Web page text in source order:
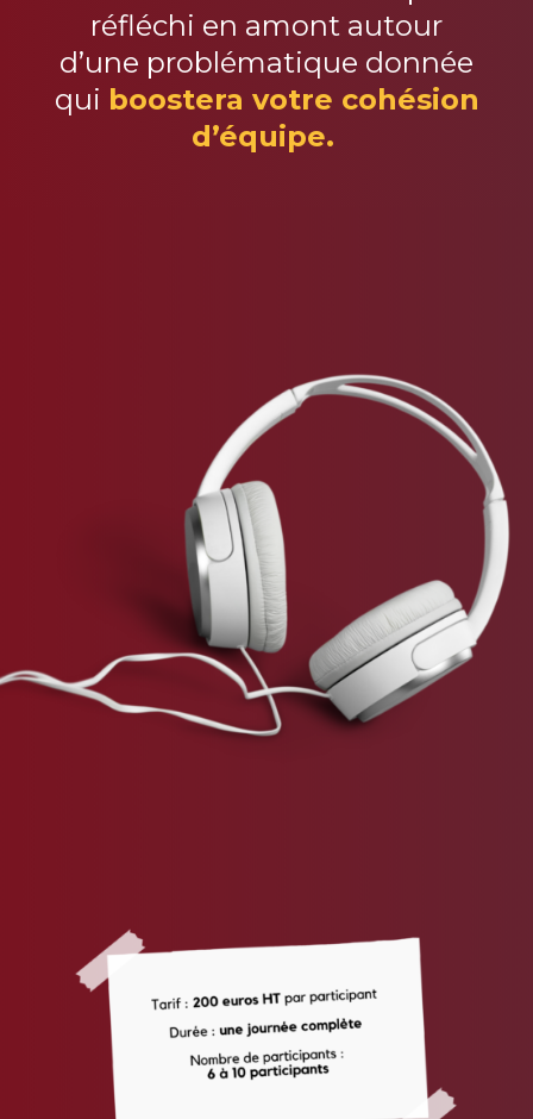
réfléchi en amont autour
d’une problématique donnée
qui boostera votre cohésion
d’équipe.